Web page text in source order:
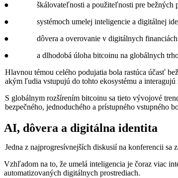
● škálovateľnosti a použiteľnosti pre bežných
● systémoch umelej inteligencie a digitálnej
● dôvera a overovanie v digitálnych financiách
● a dlhodobá úloha bitcoinu na globálnych
Hlavnou témou celého podujatia bola rastúca účasť
akým ľudia vstupujú do tohto ekosystému a
S globálnym rozšírením bitcoinu sa tieto vývojové
bezpečného, jednoduchého a prístupného vstupného
AI, dôvera a digitálna identita
Jedna z najprogresívnejších diskusií na konferencii sa
Vzhľadom na to, že umelá inteligencia je čoraz viac
automatizovaných digitálnych prostrediach.